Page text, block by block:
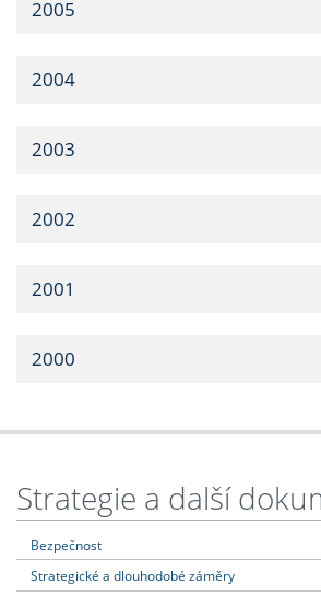
2005
2004
2003
2002
2001
2000
Strategie a další
Bezpečnost
Strategické a dlouhodobé záměry